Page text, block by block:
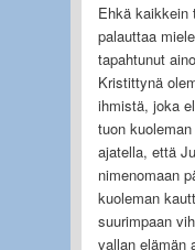
Ehkä kaikkein
palauttaa
tapahtunut
Kristittynä
ihmistä, joka
tuon
ajatella, että
nimenomaan
kuoleman
suurimpaan
vallan elämän